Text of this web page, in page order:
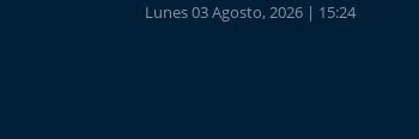
Lunes 03 Agosto, 2026 | 15:24